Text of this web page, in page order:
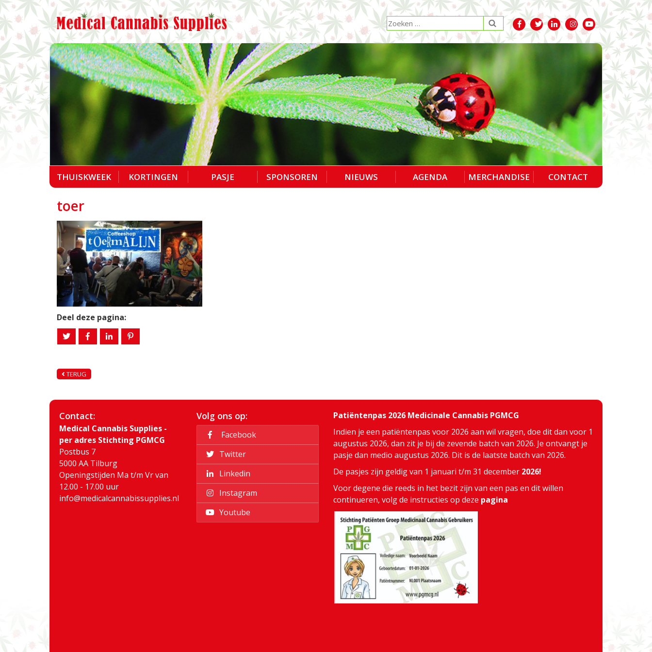
THUISKWEEK KORTINGEN PASJE SPONSOREN NIEUWS AGENDA MERCHANDISE CONTACT
toer
Deel deze pagina:
TERUG
Contact:
Medical Cannabis Supplies -
per adres Stichting PGMCG
Postbus 7
5000 AA Tilburg
Openingstijden Ma t/m Vr van
12.00 - 17.00 uur
info@medicalcannabissupplies.nl
Volg ons op:
Facebook
Twitter
Linkedin
Instagram
Youtube
Patiëntenpas 2026 Medicinale Cannabis PGMCG
Indien je een patiëntenpas voor 2026 aan wil vragen, doe dit dan voor 1
augustus 2026, dan zit je bij de zevende batch van 2026. Je ontvangt je
pasje dan medio augustus 2026. Dit is de laatste batch van 2026.
De pasjes zijn geldig van 1 januari t/m 31 december 2026!
Voor degene die reeds in het bezit zijn van een pas en dit willen
continueren, volg de instructies op deze pagina